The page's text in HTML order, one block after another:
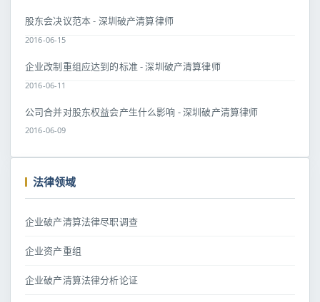
股东会决议范本 - 深圳破产清算律师
2016-06-15
企业改制重组应达到的标准 - 深圳破产清算律师
2016-06-11
公司合并对股东权益会产生什么影响 - 深圳破产清算律师
2016-06-09
法律领域
企业破产清算法律尽职调查
企业资产重组
企业破产清算法律分析论证